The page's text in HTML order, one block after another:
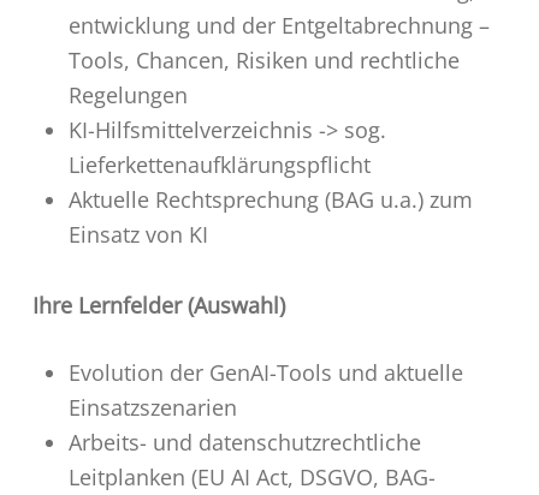
entwicklung und der Entgeltabrechnung –
Tools, Chancen, Risiken und rechtliche
Regelungen
KI-Hilfsmittelverzeichnis -> sog.
Lieferkettenaufklärungspflicht
Aktuelle Rechtsprechung (BAG u.a.) zum
Einsatz von KI
Ihre Lernfelder (Auswahl)
Evolution der GenAI-Tools und aktuelle
Einsatzszenarien
Arbeits- und datenschutzrechtliche
Leitplanken (EU AI Act, DSGVO, BAG-